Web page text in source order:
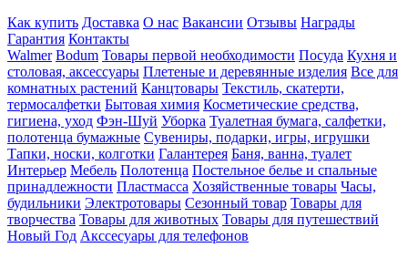
Как купить Доставка О нас Вакансии Отзывы Награды
Гарантия Контакты
Walmer Bodum Товары первой необходимости Посуда Кухня и
столовая, аксессуары Плетеные и деревянные изделия Все для
комнатных растений Канцтовары Текстиль, скатерти,
термосалфетки Бытовая химия Косметические средства,
гигиена, уход Фэн-Шуй Уборка Туалетная бумага, салфетки,
полотенца бумажные Сувениры, подарки, игры, игрушки
Тапки, носки, колготки Галантерея Баня, ванна, туалет
Интерьер Мебель Полотенца Постельное белье и спальные
принадлежности Пластмасса Хозяйственные товары Часы,
будильники Электротовары Сезонный товар Товары для
творчества Товары для животных Товары для путешествий
Новый Год Акссесуары для телефонов